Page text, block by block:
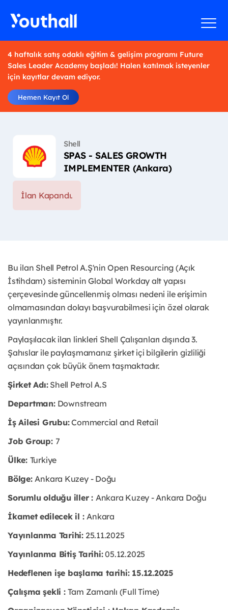
4 haftalık satış odaklı eğitim & gelişim programı Future
Sales Leader Academy başladı! Halen katılmak isteyenler
için kayıtlar devam ediyor.
Hemen Kayıt Ol
Shell
SPAS - SALES GROWTH
IMPLEMENTER (Ankara)
İlan Kapandı.
Bu ilan Shell Petrol A.Ş'nin Open Resourcing (Açık
İstihdam) sisteminin Global Workday alt yapısı
çerçevesinde güncellenmiş olması nedeni ile erişimin
olmamasından dolayı başvurabilmesi için özel olarak
yayınlanmıştır.
Paylaşılacak ilan linkleri Shell Çalışanları dışında 3.
Şahıslar ile paylaşmamanız şirket içi bilgilerin gizliliği
açısından çok büyük önem taşmaktadır.
Şirket Adı:Shell Petrol A.S
Departman:Downstream
İş Ailesi Grubu:Commercial and Retail
Job Group: 7
Ülke: Turkiye
Bölge:Ankara Kuzey - Doğu
Sorumlu olduğu iller : Ankara Kuzey - Ankara Doğu
İkamet edilecek il :Ankara
Yayınlanma Tarihi:25.11.2025
Yayınlanma Bitiş Tarihi:05.12.2025
Hedeflenen işe başlama tarihi: 15.12.2025
Çalışma şekli :Tam Zamanlı (Full Time)